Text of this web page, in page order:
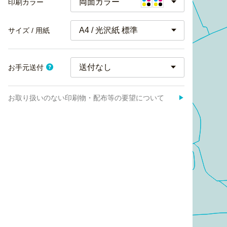
印刷カラー 両面カラー
サイズ / 用紙 A4 / 光沢紙 標準
お手元送付
お取り扱いのない印刷物・配布等の要望について ▶